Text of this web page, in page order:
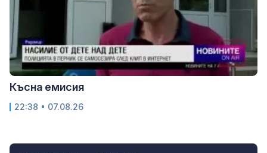
Късна емисия
22:38 • 07.08.26